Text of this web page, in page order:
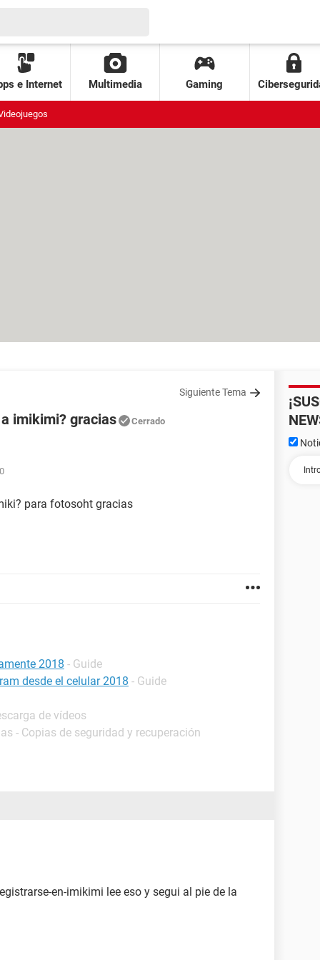
e Internet Multimedia Gaming
Siguiente Tema
imikimi? gracias Cerrado
para fotosoht gracias
2018 - Guide
desde el celular 2018 - Guide
de vídeos
- Copias de seguridad y recuperación
en-imikimi lee eso y segui al pie de la